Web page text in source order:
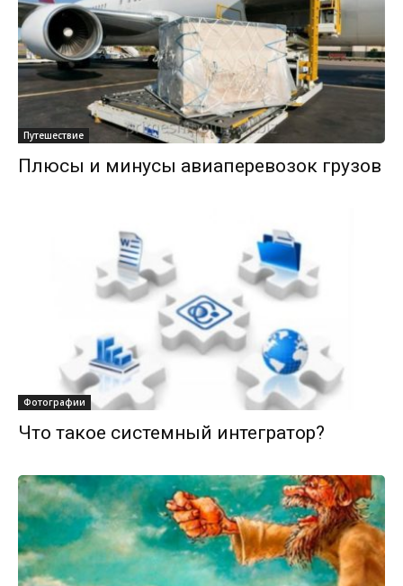
Путешествие
Плюсы и минусы авиаперевозок грузов
Фотографии
Что такое системный интегратор?